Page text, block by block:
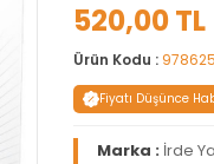
520,00 TL
Ürün Kodu :
Fiyatı Düşünce
Marka : İrde